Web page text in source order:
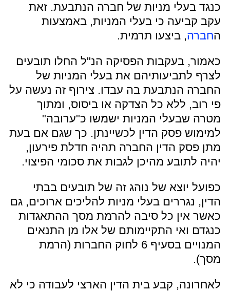
כנגד בעלי מניות של חברה הנתבעת. זאת
עקב קביעה כי בעלי המניות, באמצעות
החברה, ביצעו תרמית.
כאמור, בעקבות הפסיקה הנ"ל החלו תובעים
לצרף לתביעותיהם את בעלי המניות של
החברה הנתבעת בה עבדו. צירוף זה נעשה על
פי רוב, ללא כל הצדקה או ביסוס, ומתוך
מטרה שבעלי המניות ישמשו כ"ערובה"
למימוש פסק הדין לכשיינתן. כך שגם אם בעת
מתן פסק הדין החברה תהיה חדלת פירעון,
יהיה לתובע מהיכן לגבות את סכומי הפיצוי.
כפועל יוצא של נוהג זה של תובעים בבתי
הדין, נגררים בעלי מניות להליכים ארוכים, גם
כאשר אין כל סיבה להרמת מסך ההתאגדות
כנגדם ואי התקיימותם של אלו מן התנאים
המנויים בסעיף 6 לחוק החברות (הרמת
מסך).
לאחרונה, קבע בית הדין הארצי לעבודה כי לא